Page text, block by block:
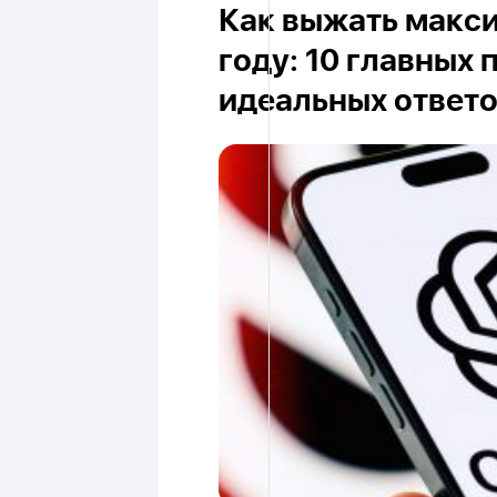
Как выжать
году: 10 главных
идеальных